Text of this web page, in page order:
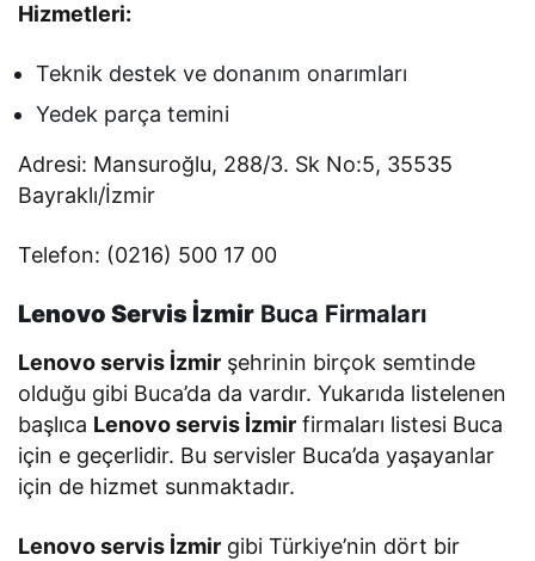
Hizmetleri:
Teknik destek ve donanım onarımları
Yedek parça temini
Adresi: Mansuroğlu, 288/3. Sk No:5, 35535
Bayraklı/İzmir
Telefon: (0216) 500 17 00
Lenovo Servis İzmir Buca Firmaları
Lenovo servis İzmir şehrinin birçok semtinde
olduğu gibi Buca’da da vardır. Yukarıda listelenen
başlıca Lenovo servis İzmir firmaları listesi Buca
için e geçerlidir. Bu servisler Buca’da yaşayanlar
için de hizmet sunmaktadır.
Lenovo servis İzmir gibi Türkiye’nin dört bir